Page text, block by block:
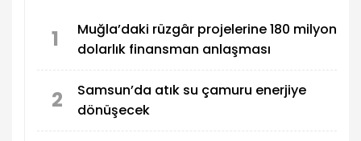
1
Muğla’daki rüzgâr projelerine 180 milyon
dolarlık finansman anlaşması
2
Samsun’da atık su çamuru enerjiye
dönüşecek